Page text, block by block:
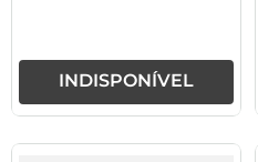
INDISPONÍVEL